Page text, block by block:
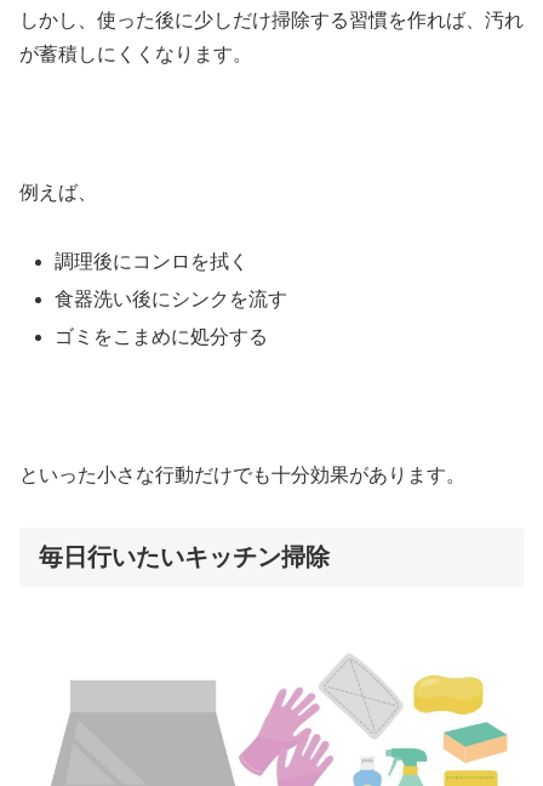
しかし、使った後に少しだけ掃除する習慣を作れば、汚れ
が蓄積しにくくなります。
例えば、
調理後にコンロを拭く
食器洗い後にシンクを流す
ゴミをこまめに処分する
といった小さな行動だけでも十分効果があります。
毎日行いたいキッチン掃除